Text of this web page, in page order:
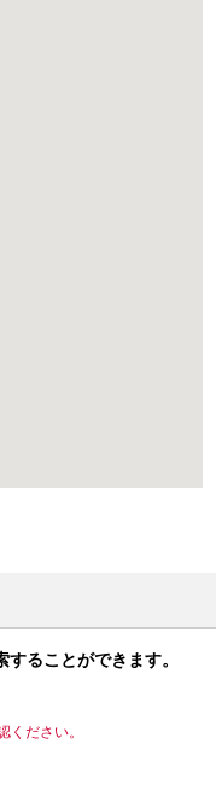
ることができます。
ください。